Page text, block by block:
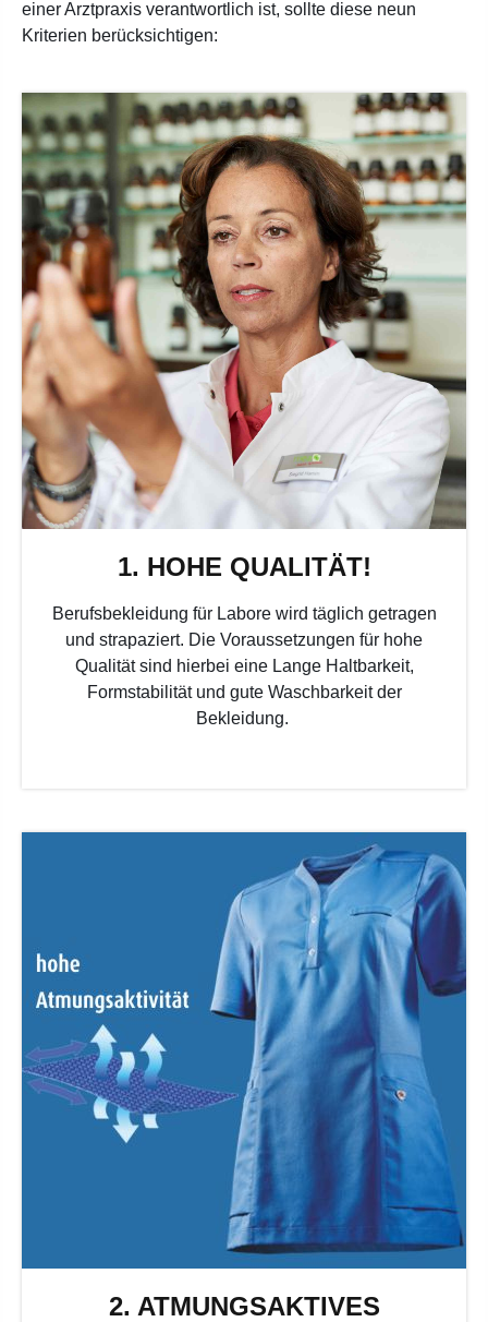
einer Arztpraxis verantwortlich ist, sollte diese neun
Kriterien berücksichtigen:
1. HOHE QUALITÄT!
Berufsbekleidung für Labore wird täglich getragen
und strapaziert. Die Voraussetzungen für hohe
Qualität sind hierbei eine Lange Haltbarkeit,
Formstabilität und gute Waschbarkeit der
Bekleidung.
2. ATMUNGSAKTIVES